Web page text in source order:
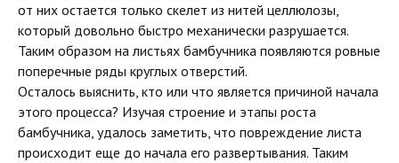
от них остается только скелет из нитей целлюлозы,
который довольно быстро механически разрушается.
Таким образом на листьях бамбучника появляются ровные
поперечные ряды круглых отверстий.
Осталось выяснить, кто или что является причиной начала
этого процесса? Изучая строение и этапы роста
бамбучника, удалось заметить, что повреждение листа
происходит еще до начала его развертывания. Таким